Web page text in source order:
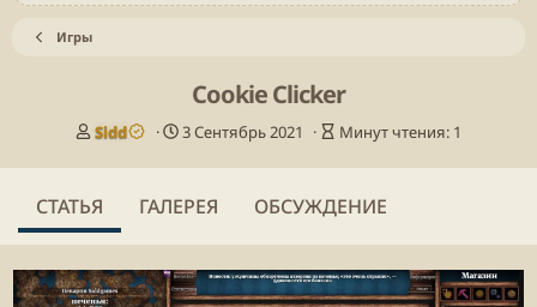
Игры
Cookie Clicker
А
о
Sidd
Д
а
у
б
л
3 Сентябрь 2021
В
м
ч
т
е
Минут чтения: 1
СТАТЬЯ ГАЛЕРЕЯ ОБСУЖДЕНИЕ